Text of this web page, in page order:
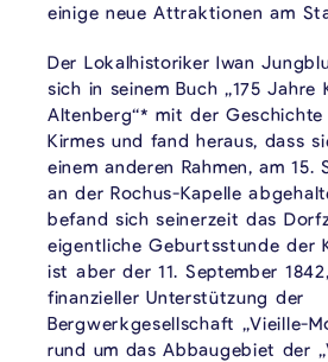
einige neue Attraktionen am
Der Lokalhistoriker Iwan
sich in seinem Buch „175 Jahre
Altenberg“* mit der Geschichte
Kirmes und fand heraus, dass
einem anderen Rahmen, am 15.
an der Rochus-Kapelle
befand sich seinerzeit das
eigentliche Geburtsstunde der
ist aber der 11. September
finanzieller Unterstützung der
Bergwerkgesellschaft „Vieille-
rund um das Abbaugebiet der